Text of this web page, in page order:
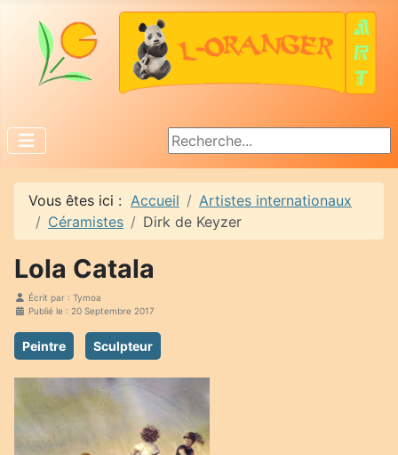
Rechercher
Vous êtes ici : Accueil
Artistes internationaux
Céramistes
Dirk de Keyzer
Lola Catala
Écrit par : Tymoa
Publié le : 20 Septembre 2017
Peintre Sculpteur